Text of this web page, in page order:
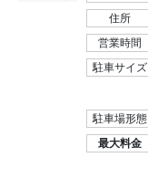
住所
営業時間
駐車サイズ
駐車場形態
最大料金